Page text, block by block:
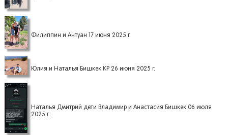
Филиппин и Антуан 17 июня 2025 г.
Юлия и Наталья Бишкек КР 26 июня 2025 г.
Наталья Дмитрий дети Владимир и Анастасия Бишкек 06 июля
2025 г.